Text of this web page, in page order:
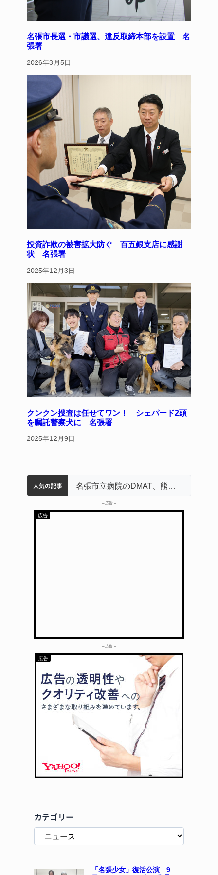
名張市長選・市議選、違反取締本部を設置 名
張署
2026年3月5日
投資詐欺の被害拡大防ぐ 百五銀支店に感謝
状 名張署
2025年12月3日
クンクン捜査は任せてワン！ シェパード2頭
を嘱託警察犬に 名張署
2025年12月9日
人気の記事
名張市水道料金47％値上げへ 答申案、審議会で大筋まとまる
器物損壊容疑で83歳女逮捕 伊賀署
中学校の陶壁モニュメント 地元建設会社がボランティアで清掃 伊賀 名張市立病院のDMAT、熊本地震の被災地へ 能登以来3回目の派遣
– 広告 –
– 広告 –
カテゴリー
「名張少女」復活公演 9